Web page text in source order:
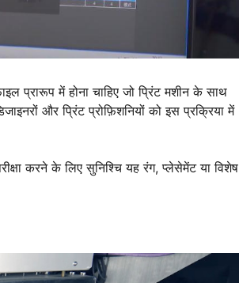
प्रारूप में होना चाहिए जो प्रिंट मशीन के साथ
और प्रिंट प्रोफ़िशनियों को इस प्रक्रिया में
करने के लिए सुनिश्चि यह रंग, प्लेसेमेंट या विशेष